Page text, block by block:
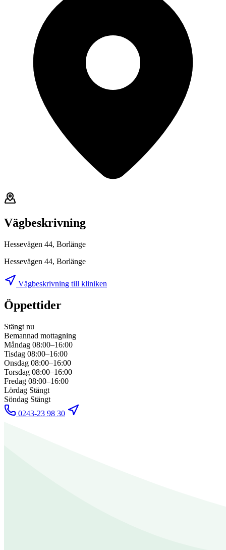
Vägbeskrivning
Hessevägen 44, Borlänge
Hessevägen 44, Borlänge
Vägbeskrivning till kliniken
Öppettider
Stängt nu
Bemannad mottagning
Måndag 08:00–16:00
Tisdag 08:00–16:00
Onsdag 08:00–16:00
Torsdag 08:00–16:00
Fredag 08:00–16:00
Lördag Stängt
Söndag Stängt
0243-23 98 30